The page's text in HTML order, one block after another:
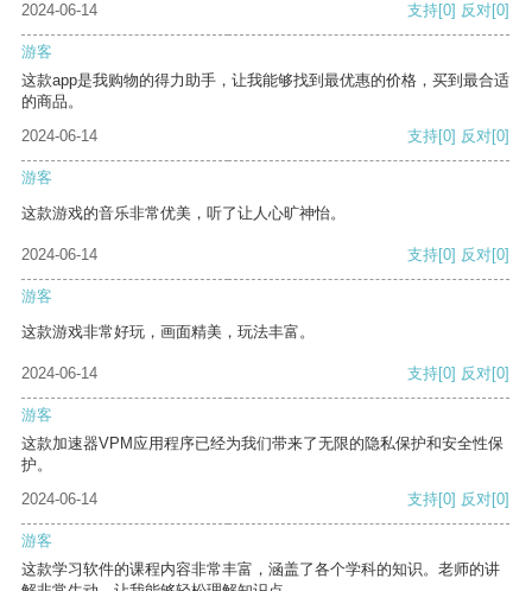
2024-06-14
支持[0] 反对[0]
游客
这款app是我购物的得力助手，让我能够找到最优惠的价格，买到最合适
的商品。
2024-06-14
支持[0] 反对[0]
游客
这款游戏的音乐非常优美，听了让人心旷神怡。
2024-06-14 支持[0] 反对[0]
游客
这款游戏非常好玩，画面精美，玩法丰富。
2024-06-14 支持[0] 反对[0]
游客
这款加速器VPM应用程序已经为我们带来了无限的隐私保护和安全性保
护。
2024-06-14
支持[0] 反对[0]
游客
这款学习软件的课程内容非常丰富，涵盖了各个学科的知识。老师的讲